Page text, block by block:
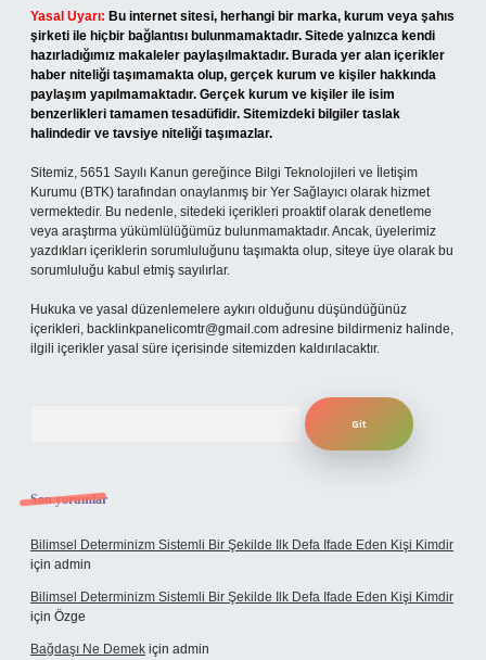
Yasal Uyarı: Bu internet sitesi, herhangi bir marka, kurum veya şahıs
şirketi ile hiçbir bağlantısı bulunmamaktadır. Sitede yalnızca kendi
hazırladığımız makaleler paylaşılmaktadır. Burada yer alan içerikler
haber niteliği taşımamakta olup, gerçek kurum ve kişiler hakkında
paylaşım yapılmamaktadır. Gerçek kurum ve kişiler ile isim
benzerlikleri tamamen tesadüfidir. Sitemizdeki bilgiler taslak
halindedir ve tavsiye niteliği taşımazlar.
Sitemiz, 5651 Sayılı Kanun gereğince Bilgi Teknolojileri ve İletişim
Kurumu (BTK) tarafından onaylanmış bir Yer Sağlayıcı olarak hizmet
vermektedir. Bu nedenle, sitedeki içerikleri proaktif olarak denetleme
veya araştırma yükümlülüğümüz bulunmamaktadır. Ancak, üyelerimiz
yazdıkları içeriklerin sorumluluğunu taşımakta olup, siteye üye olarak bu
sorumluluğu kabul etmiş sayılırlar.
Hukuka ve yasal düzenlemelere aykırı olduğunu düşündüğünüz
içerikleri, backlinkpanelicomtr@gmail.com adresine bildirmeniz halinde,
ilgili içerikler yasal süre içerisinde sitemizden kaldırılacaktır.
Son yorumlar
Bilimsel Determinizm Sistemli Bir Şekilde Ilk Defa Ifade Eden Kişi Kimdir
için admin
Bilimsel Determinizm Sistemli Bir Şekilde Ilk Defa Ifade Eden Kişi Kimdir
için Özge
Bağdaşı Ne Demek için admin